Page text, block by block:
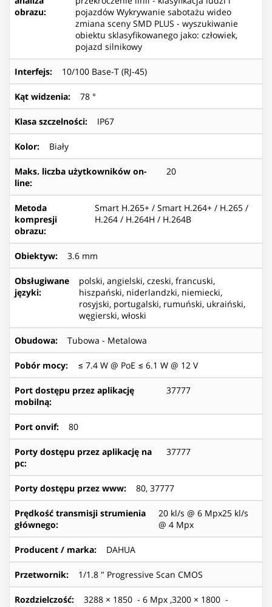
obrazu:
pojazdów Wykrywanie sabotażu wideo
zmiana sceny SMD PLUS - wyszukiwanie
obiektu sklasyfikowanego jako: człowiek,
pojazd silnikowy
Interfejs: 10/100 Base-T (RJ-45)
Kąt widzenia: 78 °
Klasa szczelności: IP67
Kolor: Biały
Maks. liczba użytkowników on-
line:
20
Metoda
kompresji
obrazu:
Smart H.265+ / Smart H.264+ / H.265 /
H.264 / H.264H / H.264B
Obiektyw: 3.6 mm
Obsługiwane
języki:
polski, angielski, czeski, francuski,
hiszpański, niderlandzki, niemiecki,
rosyjski, portugalski, rumuński, ukraiński,
węgierski, włoski
Obudowa: Tubowa - Metalowa
Pobór mocy: ≤ 7.4 W @ PoE ≤ 6.1 W @ 12 V
Port dostępu przez aplikację
mobilną:
37777
Port onvif: 80
Porty dostępu przez aplikację na
pc:
37777
Porty dostępu przez www: 80, 37777
Prędkość transmisji strumienia
głównego:
20 kl/s @ 6 Mpx25 kl/s
@ 4 Mpx
Producent / marka: DAHUA
Przetwornik: 1/1.8 " Progressive Scan CMOS
Rozdzielczość:
3288 × 1850 - 6 Mpx ,3200 × 1800 -